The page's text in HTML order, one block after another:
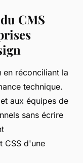
CMS
réconciliant la
technique.
aux équipes de
sans écrire
CSS d'une